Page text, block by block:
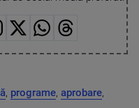
, programe, aprobare,